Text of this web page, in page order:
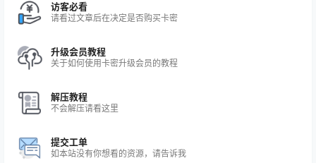
访客必看
请看过文章后在决定是否购买卡密
升级会员教程
关于如何使用卡密升级会员的教程
解压教程
不会解压请看这里
提交工单
如本站没有你想看的资源，请告诉我